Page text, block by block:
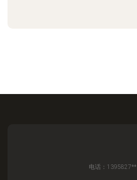
电话：1395827**